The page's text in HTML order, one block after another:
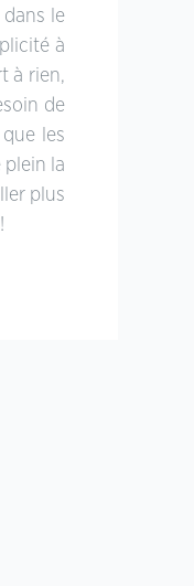
le
à
à rien,
de
les
la
plus